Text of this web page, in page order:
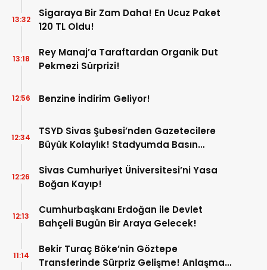
Sigaraya Bir Zam Daha! En Ucuz Paket
120 TL Oldu!
13:32
Rey Manaj’a Taraftardan Organik Dut
Pekmezi Sürprizi!
13:18
Benzine İndirim Geliyor!
12:56
TSYD Sivas Şubesi’nden Gazetecilere
Büyük Kolaylık! Stadyumda Basın
12:34
Sivas Cumhuriyet Üniversitesi’ni Yasa
Boğan Kayıp!
12:26
Cumhurbaşkanı Erdoğan ile Devlet
Bahçeli Bugün Bir Araya Gelecek!
12:13
Bekir Turaç Böke’nin Göztepe
Transferinde Sürpriz Gelişme! Anlaşma
11:14